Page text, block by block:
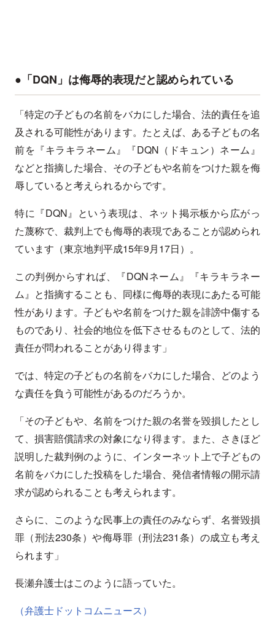
●「DQN」は侮辱的表現だと認められている
「特定の子どもの名前をバカにした場合、法的責任を追
及される可能性があります。たとえば、ある子どもの名
前を『キラキラネーム』『DQN（ドキュン）ネーム』
などと指摘した場合、その子どもや名前をつけた親を侮
辱していると考えられるからです。
特に『DQN』という表現は、ネット掲示板から広がっ
た蔑称で、裁判上でも侮辱的表現であることが認められ
ています（東京地判平成15年9月17日）。
この判例からすれば、『DQNネーム』『キラキラネー
ム』と指摘することも、同様に侮辱的表現にあたる可能
性があります。子どもや名前をつけた親を誹謗中傷する
ものであり、社会的地位を低下させるものとして、法的
責任が問われることがあり得ます」
では、特定の子どもの名前をバカにした場合、どのよう
な責任を負う可能性があるのだろうか。
「その子どもや、名前をつけた親の名誉を毀損したとし
て、損害賠償請求の対象になり得ます。また、さきほど
説明した裁判例のように、インターネット上で子どもの
名前をバカにした投稿をした場合、発信者情報の開示請
求が認められることも考えられます。
さらに、このような民事上の責任のみならず、名誉毀損
罪（刑法230条）や侮辱罪（刑法231条）の成立も考え
られます」
長瀬弁護士はこのように語っていた。
（弁護士ドットコムニュース）